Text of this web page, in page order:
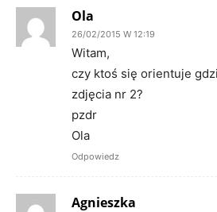
Ola
26/02/2015 W 12:19
Witam,
czy ktoś się orientuje
zdjęcia nr 2?
pzdr
Ola
Odpowiedz
Agnieszka